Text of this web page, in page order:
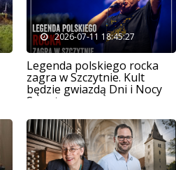
2026-07-11 18:45:27
Legenda polskiego rocka
zagra w Szczytnie. Kult
będzie gwiazdą Dni i Nocy
Szczytna